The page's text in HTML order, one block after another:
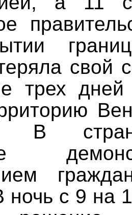
свой
трех
В
ночь с 9 на